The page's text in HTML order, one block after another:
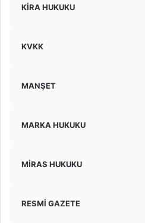
KİRA HUKUKU
KVKK
MANŞET
MARKA HUKUKU
MİRAS HUKUKU
RESMİ GAZETE